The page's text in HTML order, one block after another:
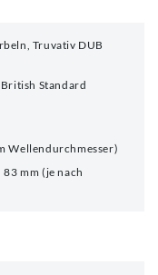
Truvativ DUB
Standard
Wellendurchmesser)
mm (je nach